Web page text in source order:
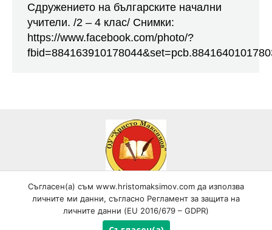
Сдружението на българските начални
учители. /2 – 4 клас/ Снимки:
https://www.facebook.com/photo/?
Всички текстови, графични и видео материали, публикувани в
сайта, са собственост на ОУ "Христо Максимов", гр. Самоков,
освен ако изрично не е посочено друго и са под закрила на
Закона за авторското право и сродните му права! © Copyright
Съгласен(а) съм www.hristomaksimov.com да използва
личните ми данни, съгласно Регламент за защита на
личните данни (EU 2016/679 – GDPR)